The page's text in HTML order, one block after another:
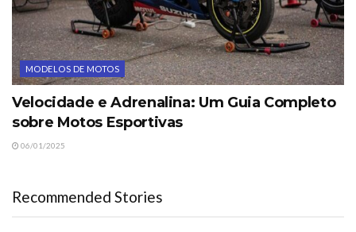
MODELOS DE MOTOS
Velocidade e Adrenalina: Um Guia Completo
sobre Motos Esportivas
06/01/2025
Recommended Stories